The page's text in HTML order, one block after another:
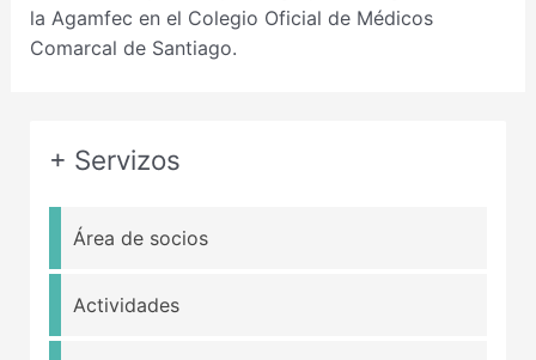
la Agamfec en el Colegio Oficial de Médicos
Comarcal de Santiago.
+ Servizos
Área de socios
Actividades